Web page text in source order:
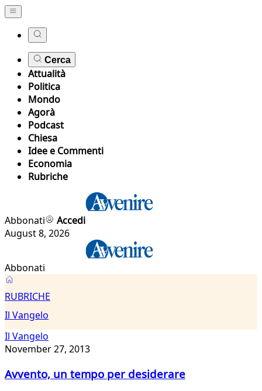
Cerca
Attualità
Politica
Mondo
Agorà
Podcast
Chiesa
Idee e Commenti
Economia
Rubriche
Abbonati
Accedi
August 8, 2026
Abbonati
Il
Vangelo
RUBRICHE
Il Vangelo
Il Vangelo
November 27, 2013
Avvento, un tempo per desiderare